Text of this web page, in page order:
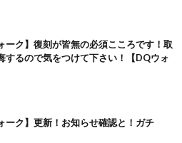
ーク】復刻が皆無の必須こころです！取
するので気をつけて下さい！【DQウォ
ーク】更新！お知らせ確認と！ガチ